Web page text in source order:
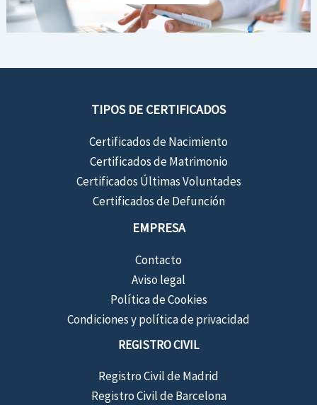
TIPOS DE CERTIFICADOS
Certificados de Nacimiento
Certificados de Matrimonio
Certificados Últimas Voluntades
Certificados de Defunción
EMPRESA
Contacto
Aviso legal
Política de Cookies
Condiciones y política de privacidad
REGISTRO CIVIL
Registro Civil de Madrid
Registro Civil de Barcelona